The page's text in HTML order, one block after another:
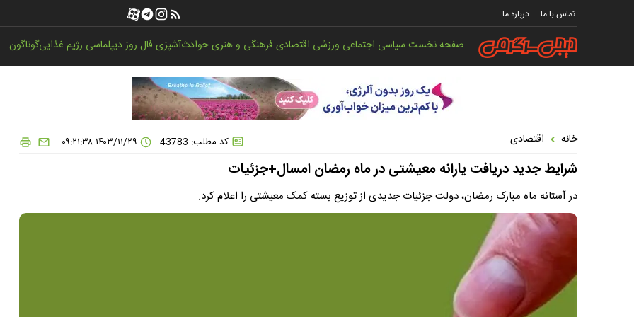
تماس با ما درباره ما
صفحه نخستسیاسی اجتماعی ورزشی اقتصادیفرهنگی و هنریحوادثآشپزیفال روزدیپلماسی رژیم غذاییگوناگون
خانه اقتصادی کد مطلب: 43783
شرایط جدید دریافت یارانه معیشتی در ماه رمضان امسال+جزئیات
در آستانه ماه مبارک رمضان، دولت جزئیات جدیدی از توزیع بسته کمک معیشتی را اعلام کرد.